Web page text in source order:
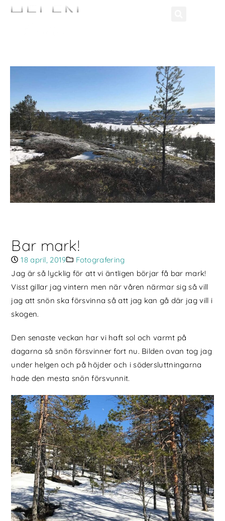
Bar mark!
18 april, 2019
Fotografering
Jag är så lycklig för att vi äntligen börjar få bar mark!
Visst gillar jag vintern men när våren närmar sig så vill
jag att snön ska försvinna så att jag kan gå där jag vill i
skogen.
Den senaste veckan har vi haft sol och varmt på
dagarna så snön försvinner fort nu. Bilden ovan tog jag
under helgen och på höjder och i södersluttningarna
hade den mesta snön försvunnit.